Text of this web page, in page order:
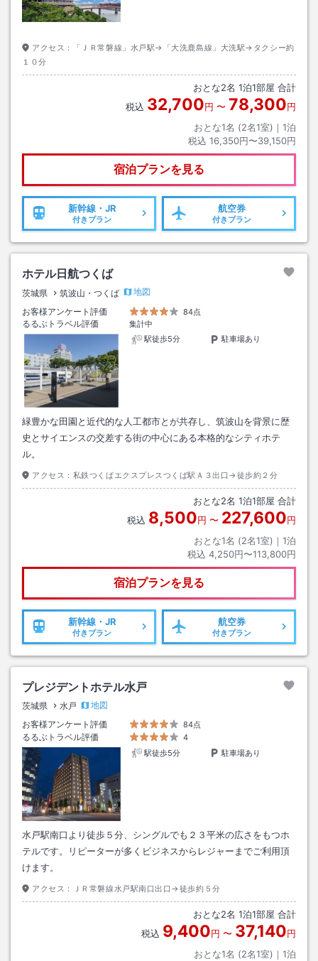
アクセス：
「ＪＲ常磐線」水戸駅→「大洗鹿島線」大洗駅→タクシー約
１０分
おとな2名 1泊1部屋 合計
税込 32,700円 〜 78,300円
おとな1名 (2名1室)｜ 1泊
税込 16,350円〜39,150円
宿泊プランを見る
新幹線・JR
付きプラン
航空券
付きプラン
ホテル日航つくば
茨城県 筑波山・つくば
地図
お客様アンケート評価
84点
るるぶトラベル評価
集計中
駅徒歩5分
駐車場あり
緑豊かな田園と近代的な人工都市とが共存し、筑波山を背景に歴
史とサイエンスの交差する街の中心にある本格的なシティホテ
ル。
アクセス： 私鉄つくばエクスプレスつくば駅Ａ３出口→徒歩約２分
おとな2名 1泊1部屋 合計
税込 8,500円 〜 227,600円
おとな1名 (2名1室)｜ 1泊
税込 4,250円〜113,800円
宿泊プランを見る
新幹線・JR
付きプラン
航空券
付きプラン
プレジデントホテル水戸
茨城県 水戸
地図
お客様アンケート評価
84点
るるぶトラベル評価
4
駅徒歩5分
駐車場あり
水戸駅南口より徒歩５分、シングルでも２３平米の広さをもつホ
テルです。リピーターが多くビジネスからレジャーまでご利用頂
けます。
アクセス： ＪＲ常磐線水戸駅南口出口→徒歩約５分
おとな2名 1泊1部屋 合計
税込 9,400円 〜 37,140円
おとな1名 (2名1室)｜ 1泊